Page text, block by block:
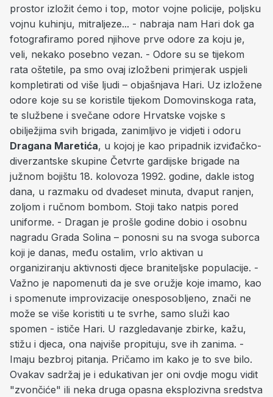
prostor izložit ćemo i top, motor vojne policije, poljsku
vojnu kuhinju, mitraljeze... - nabraja nam Hari dok ga
fotografiramo pored njihove prve odore za koju je,
veli, nekako posebno vezan. - Odore su se tijekom
rata oštetile, pa smo ovaj izložbeni primjerak uspjeli
kompletirati od više ljudi – objašnjava Hari. Uz izložene
odore koje su se koristile tijekom Domovinskoga rata,
te službene i svečane odore Hrvatske vojske s
obilježjima svih brigada, zanimljivo je vidjeti i odoru
Dragana Maretića, u kojoj je kao pripadnik izviđačko-
diverzantske skupine Četvrte gardijske brigade na
južnom bojištu 18. kolovoza 1992. godine, dakle istog
dana, u razmaku od dvadeset minuta, dvaput ranjen,
zoljom i ručnom bombom. Stoji tako natpis pored
uniforme. - Dragan je prošle godine dobio i osobnu
nagradu Grada Solina – ponosni su na svoga suborca
koji je danas, među ostalim, vrlo aktivan u
organiziranju aktivnosti djece braniteljske populacije. -
Važno je napomenuti da je sve oružje koje imamo, kao
i spomenute improvizacije onesposobljeno, znači ne
može se više koristiti u te svrhe, samo služi kao
spomen - ističe Hari. U razgledavanje zbirke, kažu,
stižu i djeca, ona najviše propituju, sve ih zanima. -
Imaju bezbroj pitanja. Pričamo im kako je to sve bilo.
Ovakav sadržaj je i edukativan jer oni ovdje mogu vidit
"zvončiće" ili neka druga opasna eksplozivna sredstva